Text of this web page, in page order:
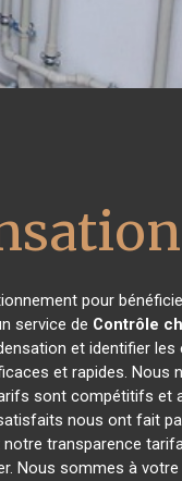
pour
service de Contrôle
et identifier
et rapides. Nous
sont compétitifs et
nous ont fait
transparence
Nous sommes à